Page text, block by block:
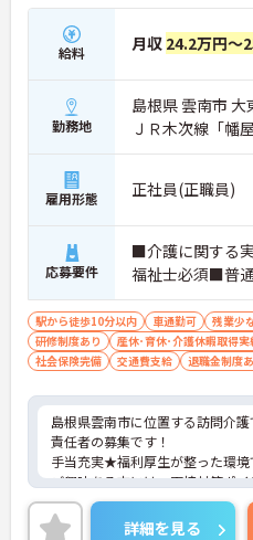
給料 月収 24.2万円～
勤務地
島根県 雲南市
ＪＲ木次線「幡
雇用形態 正社員(正職員)
応募要件
■介護に関する
福祉士必須■普
駅から徒歩10分以内 車通勤可 残業少
研修制度あり
産休･育休･介護休暇取得実
社会保険完備
交通費支給 退職金制度
島根県雲南市に位置する訪問介
責任者の募集です！
手当充実★福利厚生が整った環
ご興味ある方には、面接対策ポ
詳細をお話しいたしますのでお
い。
詳細を見る